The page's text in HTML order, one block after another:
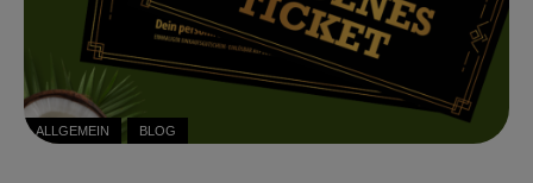
ALLGEMEIN BLOG